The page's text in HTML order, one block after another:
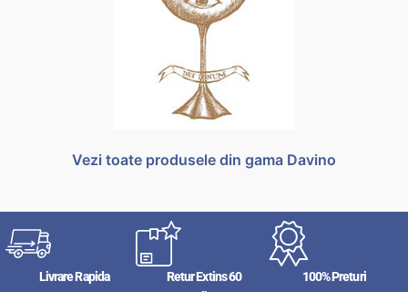
Vezi toate produsele din gama Davino
Livrare Rapida
Retur Extins 60
100% Preturi